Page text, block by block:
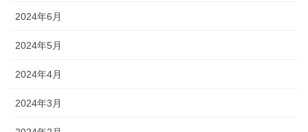
2024年6月
2024年5月
2024年4月
2024年3月